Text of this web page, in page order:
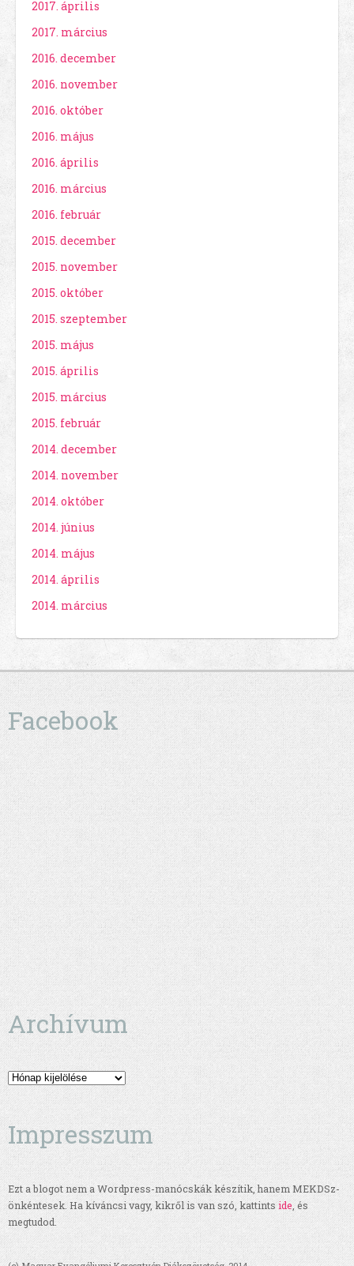
2017. április
2017. március
2016. december
2016. november
2016. október
2016. május
2016. április
2016. március
2016. február
2015. december
2015. november
2015. október
2015. szeptember
2015. május
2015. április
2015. március
2015. február
2014. december
2014. november
2014. október
2014. június
2014. május
2014. április
2014. március
Facebook
Archívum
Archívum
Impresszum
Ezt a blogot nem a Wordpress-manócskák készítik, hanem MEKDSz-
önkéntesek. Ha kíváncsi vagy, kikről is van szó, kattints ide , és
megtudod.